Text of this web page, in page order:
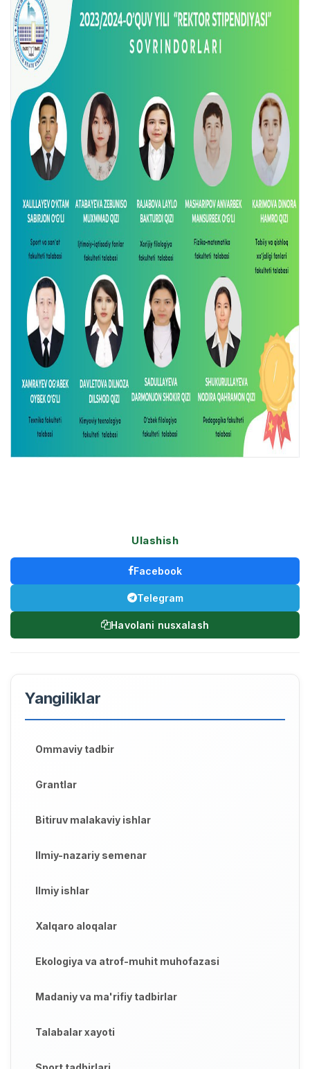
Ulashish
Facebook
Telegram
Havolani nusxalash
Yangiliklar
Ommaviy tadbir
Grantlar
Bitiruv malakaviy ishlar
Ilmiy-nazariy semenar
Ilmiy ishlar
Xalqaro aloqalar
Ekologiya va atrof-muhit muhofazasi
Madaniy va ma'rifiy tadbirlar
Talabalar xayoti